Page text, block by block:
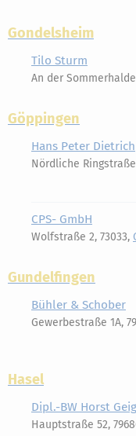
Gondelsheim
Tilo Sturm
An der Sommerhalde
Göppingen
Hans Peter Dietrich
Nördliche Ringstraße
CPS- GmbH
Wolfstraße 2, 73033,
Gundelfingen
Bühler & Schober
Gewerbestraße 1A,
Hasel
Dipl.-BW Horst
Hauptstraße 52,